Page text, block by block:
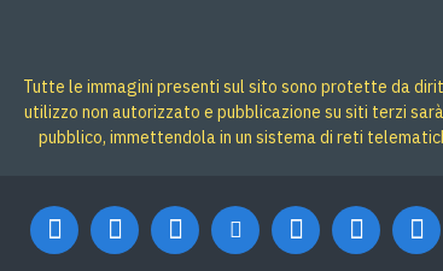
Tutte le immagini presenti sul sito sono protette da
utilizzo non autorizzato e pubblicazione su siti terzi
pubblico, immettendola in un sistema di reti